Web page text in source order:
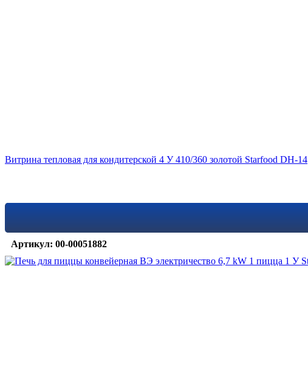
Витрина тепловая для кондитерской 4 У 410/360 золотой Starfood DH-14
Артикул: 00-00051882